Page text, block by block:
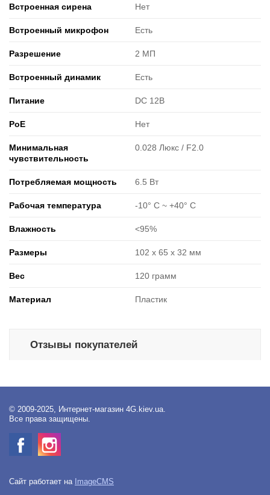
Встроенная сирена Нет
Встроенный микрофон Есть
Разрешение 2 МП
Встроенный динамик Есть
Питание DC 12В
PoE Нет
Минимальная
чувствительность
0.028 Люкс / F2.0
Потребляемая мощность 6.5 Вт
Рабочая температура -10° C ~ +40° C
Влажность <95%
Размеры 102 х 65 х 32 мм
Вес 120 грамм
Материал Пластик
Отзывы покупателей
© 2009-2025, Интернет-магазин 4G.kiev.ua.
Все права защищены.
Сайт работает на ImageCMS